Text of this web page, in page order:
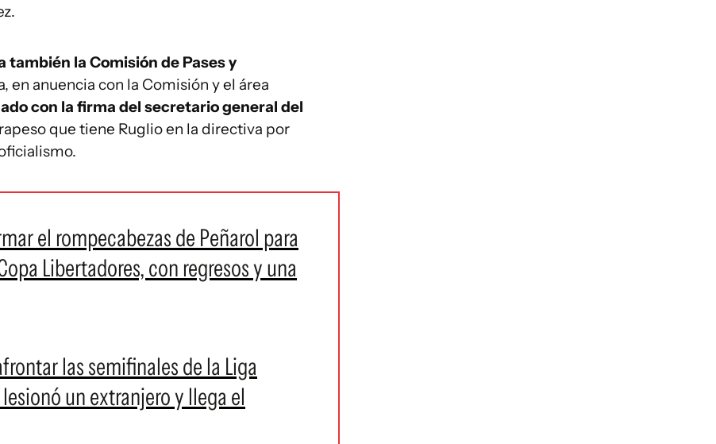
también la Comisión de Pases y
en anuencia con la Comisión y el área
con la firma del secretario general del
que tiene Ruglio en la directiva por
el rompecabezas de Peñarol para
Libertadores, con regresos y una
las semifinales de la Liga
un extranjero y llega el